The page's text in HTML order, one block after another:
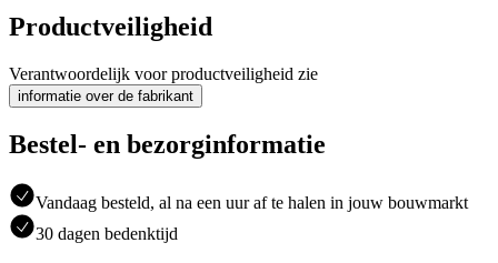
Productveiligheid
Verantwoordelijk voor productveiligheid zie
informatie over de fabrikant
Bestel- en bezorginformatie
Vandaag besteld, al na een uur af te halen in jouw bouwmarkt
30 dagen bedenktijd